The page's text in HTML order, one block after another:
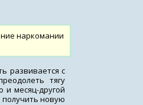
наркомании
развивается с
тягу
и месяц-другой
получить новую